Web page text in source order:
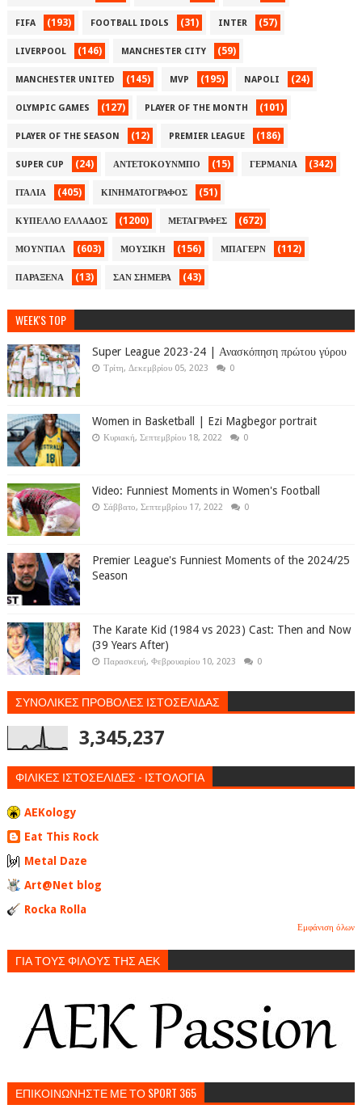
FIFA (193) FOOTBALL IDOLS (31) INTER (57)
LIVERPOOL (146) MANCHESTER CITY (59)
MANCHESTER UNITED (145) MVP (195) NAPOLI (24)
OLYMPIC GAMES (127) PLAYER OF THE MONTH (101)
PLAYER OF THE SEASON (12) PREMIER LEAGUE (186)
SUPER CUP (24) ΑΝΤΕΤΟΚΟΥΝΜΠΟ (15) ΓΕΡΜΑΝΙΑ (342)
ΙΤΑΛΙΑ (405) ΚΙΝΗΜΑΤΟΓΡΑΦΟΣ (51)
ΚΥΠΕΛΛΟ ΕΛΛΑΔΟΣ (1200) ΜΕΤΑΓΡΑΦΕΣ (672)
ΜΟΥΝΤΙΑΛ (603) ΜΟΥΣΙΚΗ (156) ΜΠΑΓΕΡΝ (112)
ΠΑΡΑΞΕΝΑ (13) ΣΑΝ ΣΗΜΕΡΑ (43)
WEEK'S TOP
Super League 2023-24 | Ανασκόπηση πρώτου γύρου
Τρίτη, Δεκεμβρίου 05, 2023 0
Women in Basketball | Ezi Magbegor portrait
Κυριακή, Σεπτεμβρίου 18, 2022 0
Video: Funniest Moments in Women's Football
Σάββατο, Σεπτεμβρίου 17, 2022 0
Premier League's Funniest Moments of the 2024/25
Season
The Karate Kid (1984 vs 2023) Cast: Then and Now
(39 Years After)
Παρασκευή, Φεβρουαρίου 10, 2023 0
ΣΥΝΟΛΙΚΕΣ ΠΡΟΒΟΛΕΣ ΙΣΤΟΣΕΛΙΔΑΣ
3,345,237
ΦΙΛΙΚΕΣ ΙΣΤΟΣΕΛΙΔΕΣ - ΙΣΤΟΛΟΓΙΑ
AEKology
Eat This Rock
Metal Daze
Art@Net blog
Rocka Rolla
Εμφάνιση όλων
ΓΙΑ ΤΟΥΣ ΦΙΛΟΥΣ ΤΗΣ ΑΕΚ
ΕΠΙΚΟΙΝΩΝΗΣΤΕ ΜΕ ΤΟ SPORT 365